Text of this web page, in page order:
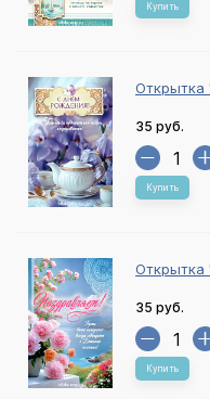
Купить
35 руб.
Купить
Открытка
35 руб.
Купить